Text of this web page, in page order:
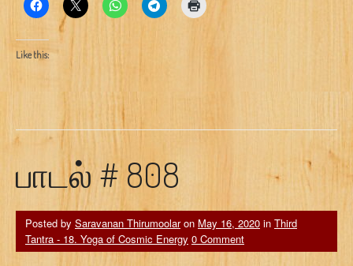
Like this:
பாடல் # 808
Posted by Saravanan Thirumoolaron May 16, 2020 in Third
Tantra - 18. Yoga of Cosmic Energy 0 Comment